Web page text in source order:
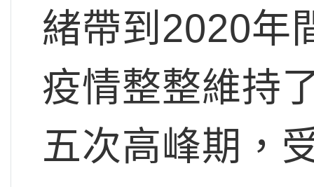
緒帶到2020年
疫情整整維持
五次高峰期，